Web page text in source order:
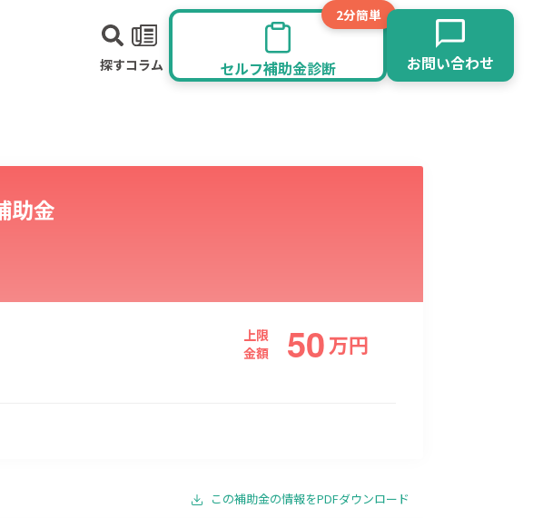
探すコラム
2分簡単
セルフ補助金診断 お問い合わせ
助金
上限
金額
50万円
この補助金の情報をPDFダウンロード